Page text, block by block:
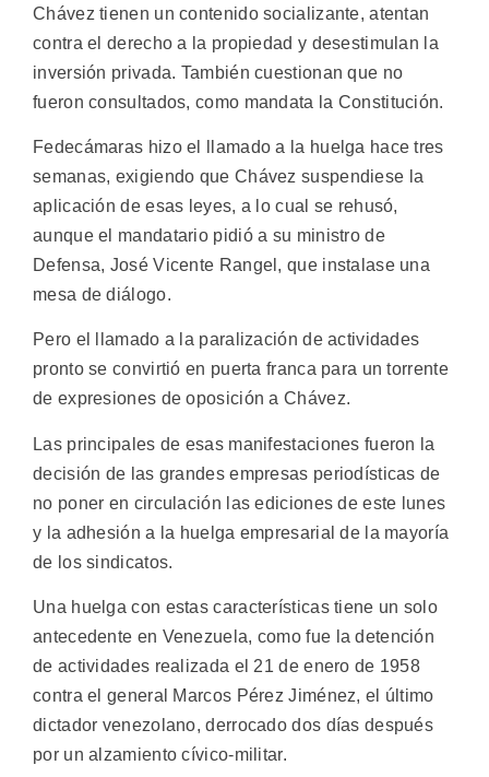
Chávez tienen un contenido socializante, atentan
contra el derecho a la propiedad y desestimulan la
inversión privada. También cuestionan que no
fueron consultados, como mandata la Constitución.
Fedecámaras hizo el llamado a la huelga hace tres
semanas, exigiendo que Chávez suspendiese la
aplicación de esas leyes, a lo cual se rehusó,
aunque el mandatario pidió a su ministro de
Defensa, José Vicente Rangel, que instalase una
mesa de diálogo.
Pero el llamado a la paralización de actividades
pronto se convirtió en puerta franca para un torrente
de expresiones de oposición a Chávez.
Las principales de esas manifestaciones fueron la
decisión de las grandes empresas periodísticas de
no poner en circulación las ediciones de este lunes
y la adhesión a la huelga empresarial de la mayoría
de los sindicatos.
Una huelga con estas características tiene un solo
antecedente en Venezuela, como fue la detención
de actividades realizada el 21 de enero de 1958
contra el general Marcos Pérez Jiménez, el último
dictador venezolano, derrocado dos días después
por un alzamiento cívico-militar.